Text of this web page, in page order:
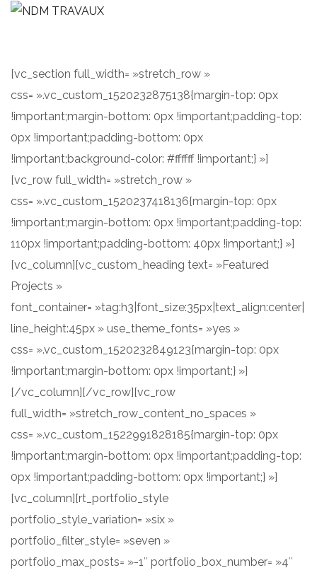
[vc_section full_width= »stretch_row »
css= ».vc_custom_1520232875138{margin-top: 0px
!important;margin-bottom: 0px !important;padding-top:
0px !important;padding-bottom: 0px
!important;background-color: #ffffff !important;} »]
[vc_row full_width= »stretch_row »
css= ».vc_custom_1520237418136{margin-top: 0px
!important;margin-bottom: 0px !important;padding-top:
110px !important;padding-bottom: 40px !important;} »]
[vc_column][vc_custom_heading text= »Featured
Projects »
font_container= »tag:h3|font_size:35px|text_align:center|
line_height:45px » use_theme_fonts= »yes »
css= ».vc_custom_1520232849123{margin-top: 0px
!important;margin-bottom: 0px !important;} »]
[/vc_column][/vc_row][vc_row
full_width= »stretch_row_content_no_spaces »
css= ».vc_custom_1522991828185{margin-top: 0px
!important;margin-bottom: 0px !important;padding-top:
0px !important;padding-bottom: 0px !important;} »]
[vc_column][rt_portfolio_style
portfolio_style_variation= »six »
portfolio_filter_style= »seven »
portfolio_max_posts= »-1″ portfolio_box_number= »4″